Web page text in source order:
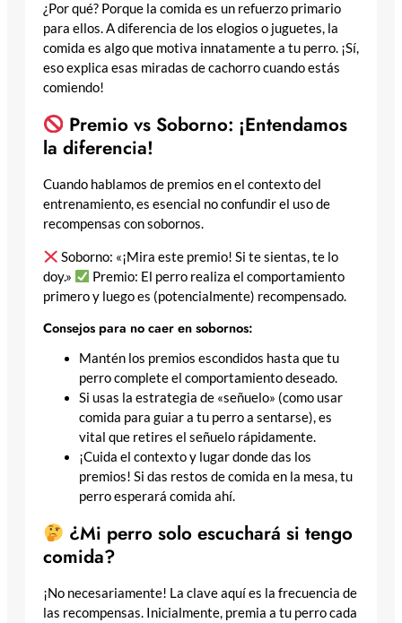
¿Por qué? Porque la comida es un refuerzo primario
para ellos. A diferencia de los elogios o juguetes, la
comida es algo que motiva innatamente a tu perro. ¡Sí,
eso explica esas miradas de cachorro cuando estás
comiendo!
Premio vs Soborno: ¡Entendamos
la diferencia!
Cuando hablamos de premios en el contexto del
entrenamiento, es esencial no confundir el uso de
recompensas con sobornos.
Soborno: «¡Mira este premio! Si te sientas, te lo
doy.»
Premio: El perro realiza el comportamiento
primero y luego es (potencialmente) recompensado.
Consejos para no caer en sobornos:
Mantén los premios escondidos hasta que tu
perro complete el comportamiento deseado.
Si usas la estrategia de «señuelo» (como usar
comida para guiar a tu perro a sentarse), es
vital que retires el señuelo rápidamente.
¡Cuida el contexto y lugar donde das los
premios! Si das restos de comida en la mesa, tu
perro esperará comida ahí.
¿Mi perro solo escuchará si tengo
comida?
¡No necesariamente! La clave aquí es la frecuencia de
las recompensas. Inicialmente, premia a tu perro cada